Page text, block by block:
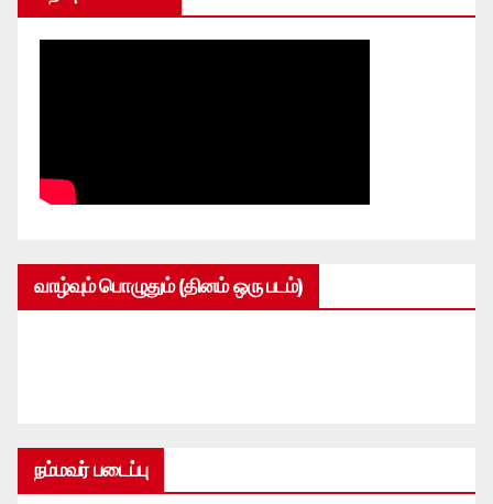
வாழ்வும் பொழுதும் (தினம் ஒரு படம்)
நம்மவர் படைப்பு